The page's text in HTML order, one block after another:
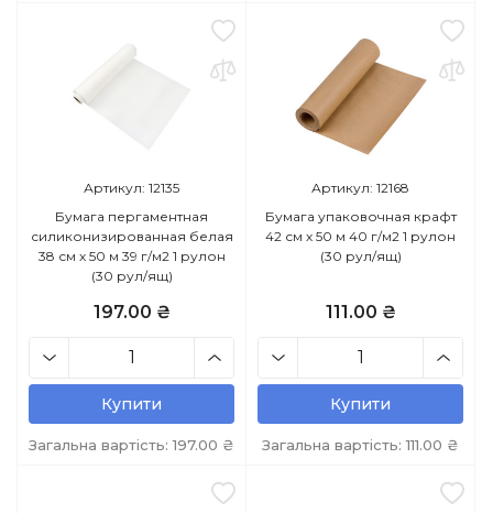
Артикул: 12135
Бумага пергаментная
силиконизированная белая
38 см х 50 м 39 г/м2 1 рулон
(30 рул/ящ)
197.00 ₴
Купити
Загальна вартість:197.00 ₴
Артикул: 12168
Бумага упаковочная крафт
42 см х 50 м 40 г/м2 1 рулон
(30 рул/ящ)
111.00 ₴
Купити
Загальна вартість:111.00 ₴